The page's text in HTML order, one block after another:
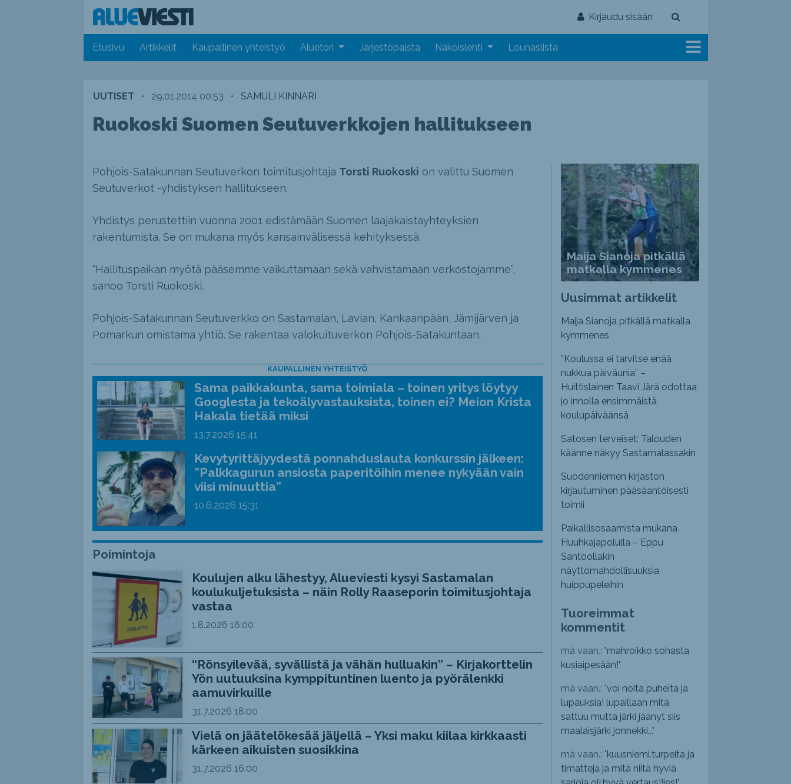
Kirjaudu sisään
Etusivu Artikkelit Kaupallinen yhteistyö Aluetori Järjestöpalsta Näköislehti Lounaslista
UUTISET • 29.01.2014 00:53 • SAMULI KINNARI
Ruokoski Suomen Seutuverkkojen hallitukseen
Pohjois-Satakunnan Seutuverkon toimitusjohtaja Torsti Ruokoski on valittu Suomen
Seutuverkot -yhdistyksen hallitukseen.
Yhdistys perustettiin vuonna 2001 edistämään Suomen laajakaistayhteyksien
rakentumista. Se on mukana myös kansainvälisessä kehityksessä.
“Hallituspaikan myötä pääsemme vaikuttamaan sekä vahvistamaan verkostojamme”,
sanoo Torsti Ruokoski.
Pohjois-Satakunnan Seutuverkko on Sastamalan, Lavian, Kankaanpään, Jämijärven ja
Pomarkun omistama yhtiö. Se rakentaa valokuituverkon Pohjois-Satakuntaan.
KAUPALLINEN YHTEISTYÖ
Sama paikkakunta, sama toimiala – toinen yritys löytyy
Googlesta ja tekoälyvastauksista, toinen ei? Meion Krista
Hakala tietää miksi
13.7.2026 15:41
Kevytyrittäjyydestä ponnahduslauta konkurssin jälkeen:
”Palkkagurun ansiosta paperitöihin menee nykyään vain
viisi minuuttia”
10.6.2026 15:31
Poimintoja
Koulujen alku lähestyy, Alueviesti kysyi Sastamalan
koulukuljetuksista – näin Rolly Raaseporin toimitusjohtaja
vastaa
1.8.2026 16:00
“Rönsyilevää, syvällistä ja vähän hulluakin” – Kirjakorttelin
Yön uutuuksina kymppituntinen luento ja pyörälenkki
aamuvirkuille
31.7.2026 18:00
Vielä on jäätelökesää jäljellä – Yksi maku kiilaa kirkkaasti
kärkeen aikuisten suosikkina
31.7.2026 16:00
Maija Sianoja pitkällä
matkalla kymmenes
Uusimmat artikkelit
Maija Sianoja pitkällä matkalla
kymmenes
”Koulussa ei tarvitse enää
nukkua päiväunia” –
Huittislainen Taavi Järä odottaa
jo innolla ensimmäistä
koulupäiväänsä
Satosen terveiset: Talouden
käänne näkyy Sastamalassakin
Suodenniemen kirjaston
kirjautuminen pääsääntöisesti
toimii
Paikallisosaamista mukana
Huuhkajapolulla – Eppu
Santoollakin
näyttömahdollisuuksia
huippupeleihin
Tuoreimmat
kommentit
mä vaan.: "mahroikko sohasta
kusiaipesään!"
mä vaan.: "voi noita puheita ja
lupauksia! lupaillaan mitä
sattuu mutta järki jäänyt siis
maalaisjärki jonnekki..."
mä vaan.: "kuusniemi.turpeita ja
timatteja ja mitä niitä hyviä